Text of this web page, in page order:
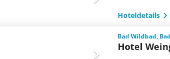
Hoteldetails
Bad Wildbad,
Hotel